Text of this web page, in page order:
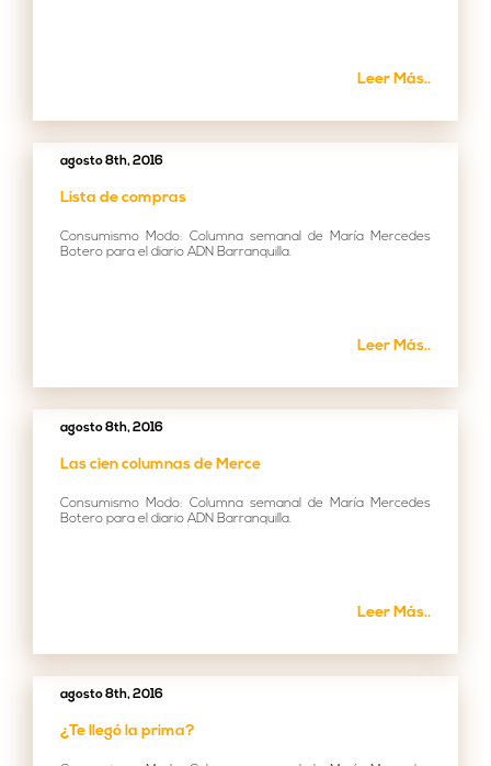
Leer Más..
agosto 8th, 2016
Lista de compras
Consumismo Modo: Columna semanal de María Mercedes
Botero para el diario ADN Barranquilla.
Leer Más..
agosto 8th, 2016
Las cien columnas de Merce
Consumismo Modo: Columna semanal de María Mercedes
Botero para el diario ADN Barranquilla.
Leer Más..
agosto 8th, 2016
¿Te llegó la prima?